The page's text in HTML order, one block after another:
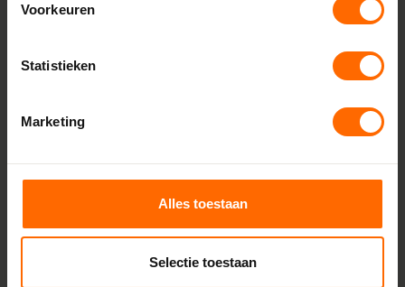
Voorkeuren
Statistieken
Marketing
Alles toestaan
Selectie toestaan
Glasdikte
Afdichtingsniveaus